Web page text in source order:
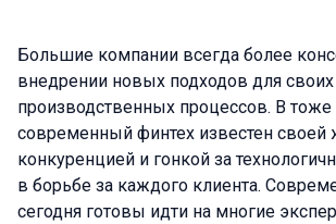
Большие компании всегда более
внедрении новых подходов для своих
производственных процессов. В
современный финтех известен своей
конкуренцией и гонкой за
в борьбе за каждого клиента.
сегодня готовы идти на многие